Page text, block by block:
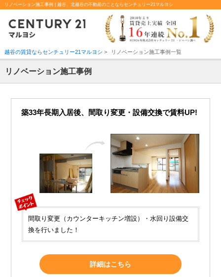
リノベーション施工事例 | 越谷、北越谷の不動産のことならセンチュリー21マルヨシ
越谷の賃貸ならセンチュリー21マルヨシ > リノベーション施工事例一覧
リノベーション施工事例
築33年長期入居後、間取り変更・設備交換で賃料UP!
間取り変更（カウンターキッチン増設）・水回り設備交
換を行いました！
詳細はこちら